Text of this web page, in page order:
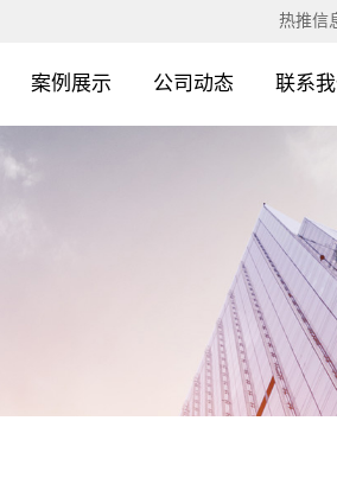
热推信
案例展示 公司动态 联系我